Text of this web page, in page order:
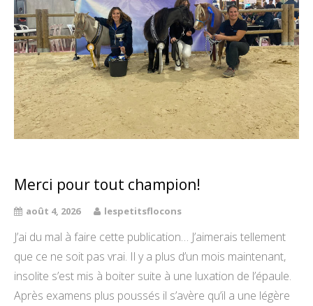
Merci pour tout champion!
août 4, 2026 lespetitsflocons
J’ai du mal à faire cette publication… J’aimerais tellement
que ce ne soit pas vrai. Il y a plus d’un mois maintenant,
insolite s’est mis à boiter suite à une luxation de l’épaule.
Après examens plus poussés il s’avère qu’il a une légère